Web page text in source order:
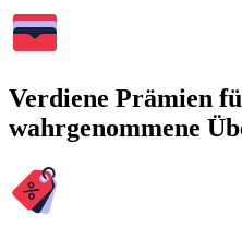
Verdiene Prämien
wahrgenommene